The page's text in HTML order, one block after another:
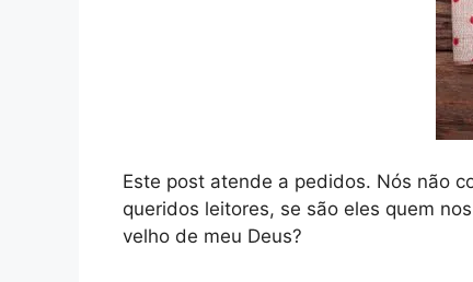
Este post atende a pedidos. Nós não
queridos leitores, se são eles quem
velho de meu Deus?